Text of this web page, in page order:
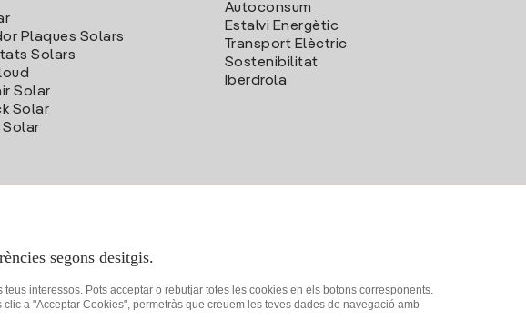
Plaques Solars
Solars
Solar
Solar
Solar
Autoconsum
Estalvi Energètic
Transport Elèctric
Sostenibilitat
Iberdrola
segons desitgis.
interessos. Pots acceptar o rebutjar totes les cookies en els botons corresponents.
a "Acceptar Cookies", permetràs que creuem les teves dades de navegació amb